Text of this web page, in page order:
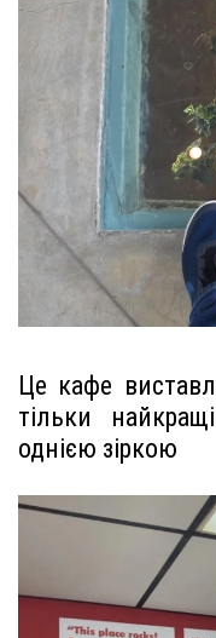
Це кафе
тільки
однією зіркою